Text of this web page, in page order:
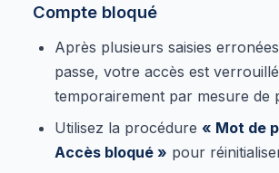
Compte bloqué
Après plusieurs saisies
passe, votre accès est verrouillé
temporairement par mesure de
Utilisez la procédure « Mot de
Accès bloqué » pour